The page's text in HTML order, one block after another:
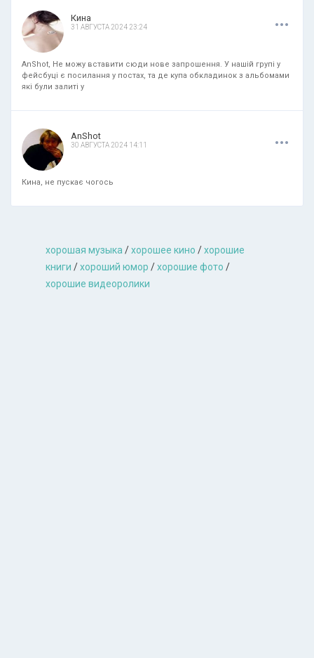
Кина
31 АВГУСТА 2024 23:24 ...
AnShot, Не можу вставити сюди нове запрошення. У нашій групі у
фейсбуці є посилання у постах, та де купа обкладинок з альбомами
які були залиті у
AnShot
30 АВГУСТА 2024 14:11 ...
Кина, не пускає чогось
хорошая музыкa/хорошее кино /хорошие
книги /хороший юмор /хорошие фото /
хорошие видеоролики